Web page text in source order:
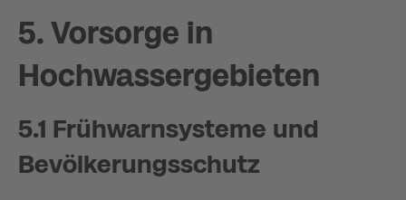
5. Vorsorge in
Hochwassergebieten
5.1 Frühwarnsysteme und
Bevölkerungsschutz